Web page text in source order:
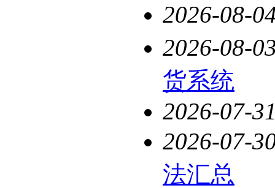
2026-08-
2026-08-
货系统
2026-07-
2026-07-
法汇总